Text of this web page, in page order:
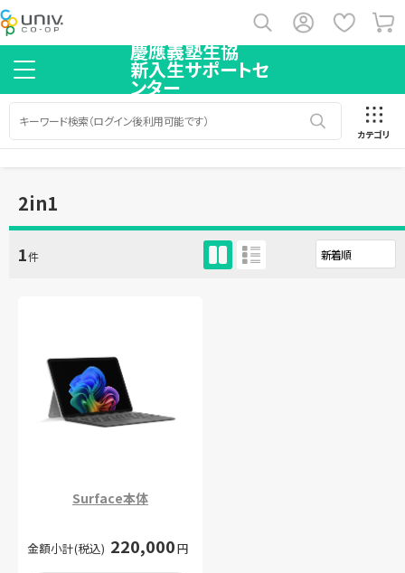
慶應義塾生協
新入生サポートセ
ンター
カテゴリ
2in1
1件
Surface本体
金額小計(税込) 220,000円